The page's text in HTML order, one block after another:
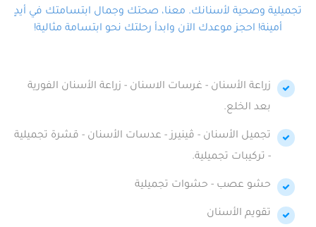
تجميلية وصحية لأسنانك. معنا، صحتك وجمال ابتسامتك في أيدٍ
أمينة! احجز موعدك الآن وابدأ رحلتك نحو ابتسامة مثالية!
زراعة الأسنان - غرسات الاسنان - زراعة الأسنان الفورية
بعد الخلع.
تجميل الأسنان - ڤينيرز - عدسات الأسنان - قشرة تجميلية
- تركيبات تجميلية.
حشو عصب - حشوات تجميلية
تقويم الأسنان